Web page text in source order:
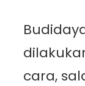
cara,